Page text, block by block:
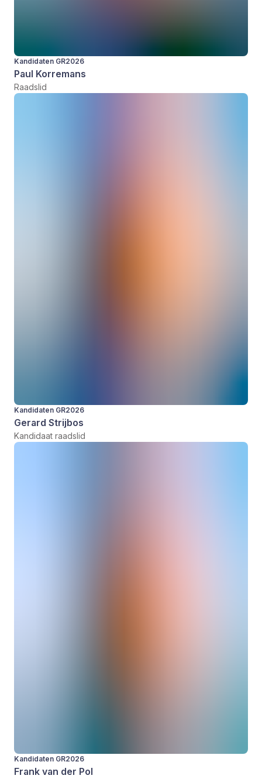
Kandidaten GR2026
Paul Korremans
Raadslid
Kandidaten GR2026
Gerard Strijbos
Kandidaat raadslid
Kandidaten GR2026
Frank van der Pol